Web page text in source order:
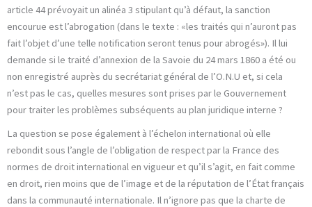
article 44 prévoyait un alinéa 3 stipulant qu’à défaut, la sanction
encourue est l’abrogation (dans le texte : «les traités qui n’auront pas
fait l’objet d’une telle notification seront tenus pour abrogés»). Il lui
demande si le traité d’annexion de la Savoie du 24 mars 1860 a été ou
non enregistré auprès du secrétariat général de l’O.N.U et, si cela
n’est pas le cas, quelles mesures sont prises par le Gouvernement
pour traiter les problèmes subséquents au plan juridique interne ?
La question se pose également à l’échelon international où elle
rebondit sous l’angle de l’obligation de respect par la France des
normes de droit international en vigueur et qu’il s’agit, en fait comme
en droit, rien moins que de l’image et de la réputation de l’État français
dans la communauté internationale. Il n’ignore pas que la charte de